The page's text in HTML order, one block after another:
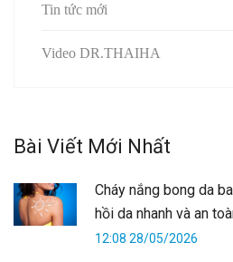
Tin tức mới
Video DR.THAIHA
Bài Viết Mới Nhất
Cháy nắng bong da
hồi da nhanh và an
12:08 28/05/2026